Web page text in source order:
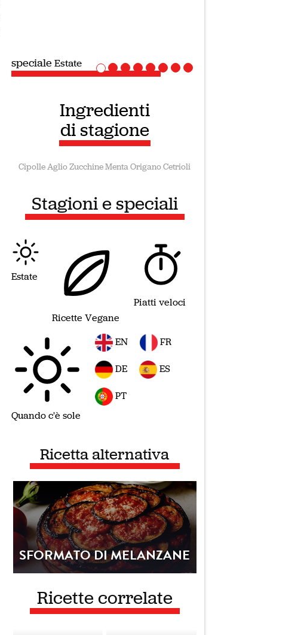
speciale Ricette Vegane
Ingredienti
di stagione
CipolleAglioZucchineMentaOriganoCetrioli
Stagioni e speciali
Estate
Ricette Vegane
Piatti veloci
Quando c'è sole
EN FR
DE ES
PT
Ricetta alternativa
SFORMATO DI MELANZANE
Ricette correlate